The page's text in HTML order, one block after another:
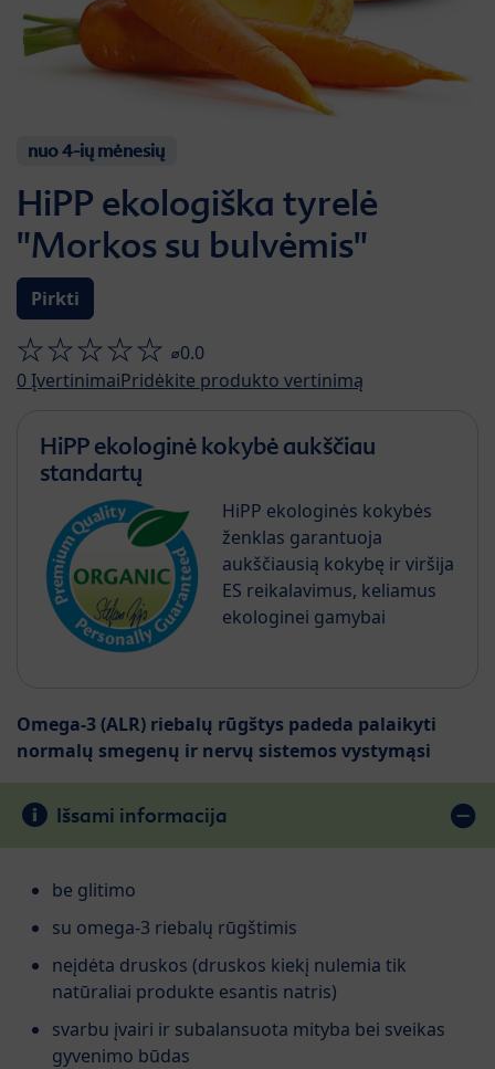
nuo 4-ių mėnesių
HiPP ekologiška tyrelė
"Morkos su bulvėmis"
Pirkti
⌀0.0
0ĮvertinimaiPridėkite produkto vertinimą
HiPP ekologinė kokybė aukščiau
standartų
HiPP ekologinės kokybės
ženklas garantuoja
aukščiausią kokybę ir viršija
ES reikalavimus, keliamus
ekologinei gamybai
Omega-3 (ALR) riebalų rūgštys padeda palaikyti
normalų smegenų ir nervų sistemos vystymąsi
Išsami informacija
be glitimo
su omega-3 riebalų rūgštimis
neįdėta druskos (druskos kiekį nulemia tik
natūraliai produkte esantis natris)
svarbu įvairi ir subalansuota mityba bei sveikas
gyvenimo būdas